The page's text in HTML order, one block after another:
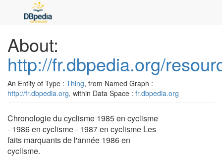
About:
http://fr.dbpedia.org/
An Entity of Type : Thing, from Named Graph :
http://fr.dbpedia.org, within Data Space : fr.dbpedia.org
Chronologie du cyclisme 1985 en cyclisme
- 1986 en cyclisme - 1987 en cyclisme Les
faits marquants de l'année 1986 en
cyclisme.